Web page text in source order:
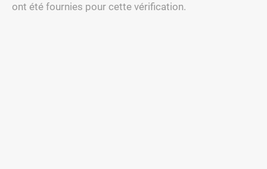
ont été fournies pour cette vérification.